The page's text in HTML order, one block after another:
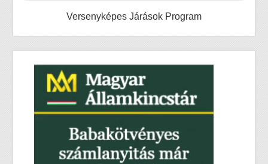
Versenyképes Járások Program